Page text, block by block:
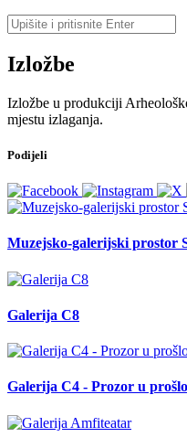
Izložbe
Izložbe u produkciji
mjestu izlaganja.
Podijeli
Muzejsko-galerijski prostor
Galerija C8
Galerija C4 - Prozor u